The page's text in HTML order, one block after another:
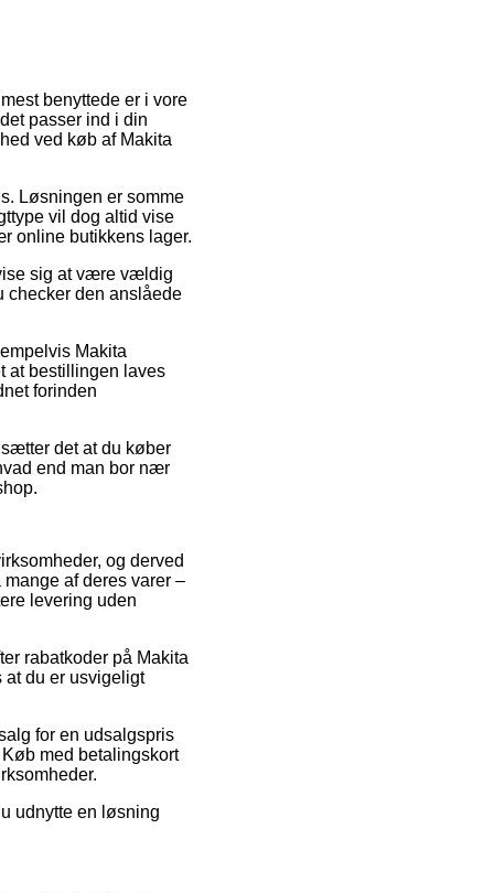
benyttede er i vore
passer ind i din
ved køb af Makita
Løsningen er somme
vil dog altid vise
online butikkens lager.
sig at være vældig
checker den anslåede
Makita
at bestillingen laves
forinden
det at du køber
end man bor nær
og derved
af deres varer –
levering uden
rabatkoder på Makita
at du er usvigeligt
for en udsalgspris
med betalingskort
udnytte en løsning